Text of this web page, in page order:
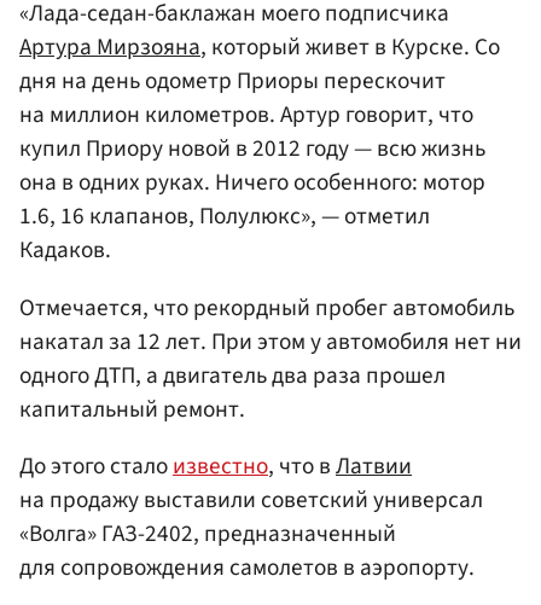
«Лада-седан-баклажан моего подписчика
Артура Мирзояна, который живет в Курске. Со
дня на день одометр Приоры перескочит
на миллион километров. Артур говорит, что
купил Приору новой в 2012 году — всю жизнь
она в одних руках. Ничего особенного: мотор
1.6, 16 клапанов, Полулюкс», — отметил
Кадаков.
Отмечается, что рекордный пробег автомобиль
накатал за 12 лет. При этом у автомобиля нет ни
одного ДТП, а двигатель два раза прошел
капитальный ремонт.
До этого сталоизвестно, что вЛатвии
на продажу выставили советский универсал
«Волга» ГАЗ-2402, предназначенный
для сопровождения самолетов в аэропорту.